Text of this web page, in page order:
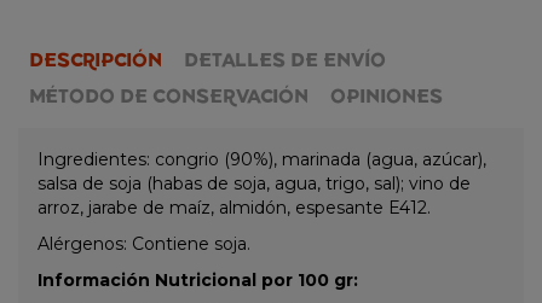
DESCRIPCIÓN
DETALLES DE ENVÍO
MÉTODO DE CONSERVACIÓN
OPINIONES
Ingredientes: congrio (90%), marinada (agua, azúcar),
salsa de soja (habas de soja, agua, trigo, sal); vino de
arroz, jarabe de maíz, almidón, espesante E412.
Alérgenos: Contiene soja.
Información Nutricional por 100 gr: